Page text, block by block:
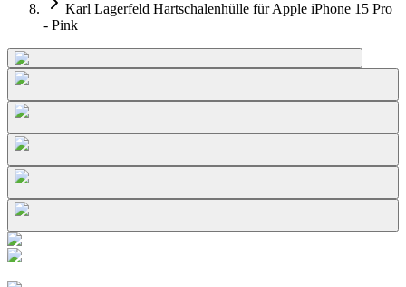
Karl Lagerfeld Hartschalenhülle für Apple iPhone 15 Pro
- Pink